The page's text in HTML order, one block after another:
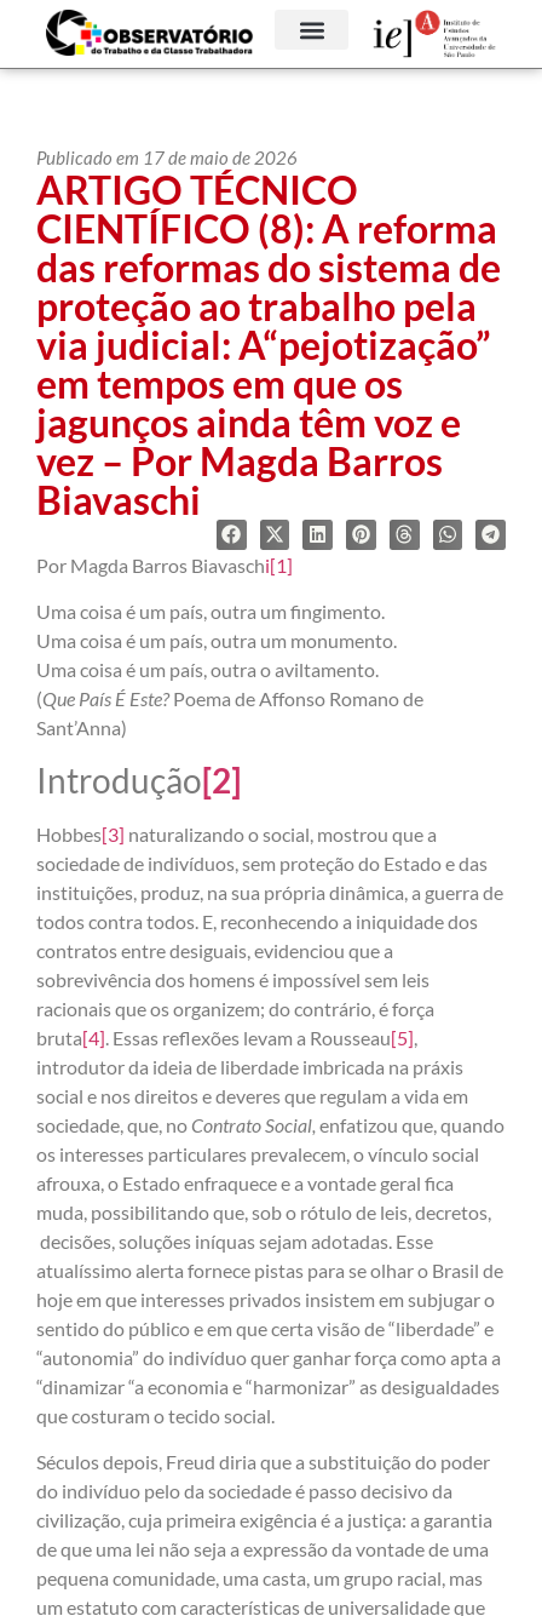
Publicado em 17 de maio de 2026
ARTIGO TÉCNICO
CIENTÍFICO (8): A reforma
das reformas do sistema de
proteção ao trabalho pela
via judicial: A“pejotização”
em tempos em que os
jagunços ainda têm voz e
vez – Por Magda Barros
Biavaschi
Por Magda Barros Biavaschi[1]
Uma coisa é um país, outra um fingimento.
Uma coisa é um país, outra um monumento.
Uma coisa é um país, outra o aviltamento.
(Que País É Este?Poema de Affonso Romano de
Sant’Anna)
Introdução[2]
Hobbes[3] naturalizando o social, mostrou que a
sociedade de indivíduos, sem proteção do Estado e das
instituições, produz, na sua própria dinâmica, a guerra de
todos contra todos. E, reconhecendo a iniquidade dos
contratos entre desiguais, evidenciou que a
sobrevivência dos homens é impossível sem leis
racionais que os organizem; do contrário, é força
bruta[4] . Essas reflexões levam a Rousseau[5]
introdutor da ideia de liberdade imbricada na práxis
social e nos direitos e deveres que regulam a vida em
sociedade, que, noContrato Social, enfatizou que, quando
os interesses particulares prevalecem, o vínculo social
afrouxa, o Estado enfraquece e a vontade geral fica
muda, possibilitando que, sob o rótulo de leis, decretos,
decisões, soluções iníquas sejam adotadas. Esse
atualíssimo alerta fornece pistas para se olhar o Brasil de
hoje em que interesses privados insistem em subjugar o
sentido do público e em que certa visão de “liberdade” e
“autonomia” do indivíduo quer ganhar força como apta a
“dinamizar “a economia e “harmonizar” as desigualdades
que costuram o tecido social.
Séculos depois, Freud diria que a substituição do poder
do indivíduo pelo da sociedade é passo decisivo da
civilização, cuja primeira exigência é a justiça: a garantia
de que uma lei não seja a expressão da vontade de uma
pequena comunidade, uma casta, um grupo racial, mas
um estatuto com características de universalidade que